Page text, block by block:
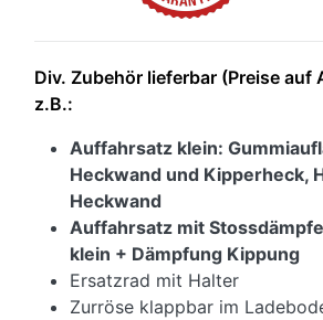
Div. Zubehör lieferbar (Preise auf
z.B.:
Auffahrsatz klein:
Heckwand und Kipperheck,
Heckwand
Auffahrsatz mit
klein + Dämpfung Kippung
Ersatzrad mit Halter
Zurröse klappbar im